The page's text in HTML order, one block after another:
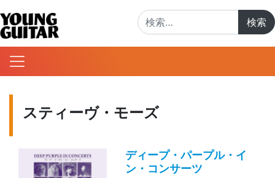
スティーヴ・モーズ
ディープ・パープル・イ
ン・コンサーツ